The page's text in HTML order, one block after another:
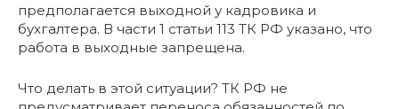
предполагается выходной у кадровика и
бухгалтера. В части 1 статьи 113 ТК РФ указано, что
работа в выходные запрещена.
Что делать в этой ситуации? ТК РФ не